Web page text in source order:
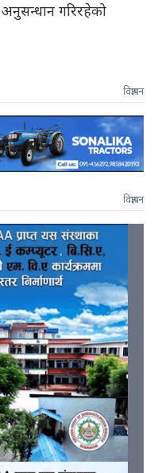
गरिरहेको
विज्ञापन
विज्ञापन